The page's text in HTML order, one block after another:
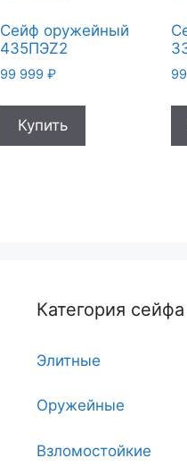
Сейф оружейный
435ПЭZ2
99 999₽
Купить
Категория сейфа
Элитные
Оружейные
Взломостойкие